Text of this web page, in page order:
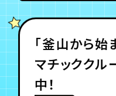
「釜山から始
マチッククル
中！